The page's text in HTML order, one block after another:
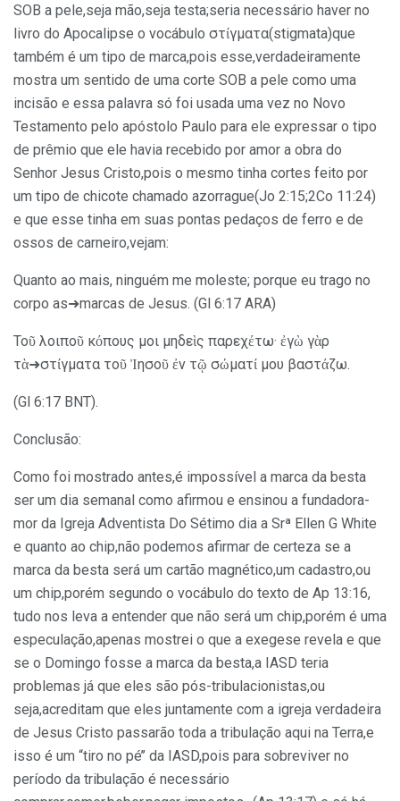
SOB a pele,seja mão,seja testa;seria necessário haver no
livro do Apocalipse o vocábulo στίγματα(stigmata)que
também é um tipo de marca,pois esse,verdadeiramente
mostra um sentido de uma corte SOB a pele como uma
incisão e essa palavra só foi usada uma vez no Novo
Testamento pelo apóstolo Paulo para ele expressar o tipo
de prêmio que ele havia recebido por amor a obra do
Senhor Jesus Cristo,pois o mesmo tinha cortes feito por
um tipo de chicote chamado azorrague(Jo 2:15;2Co 11:24)
e que esse tinha em suas pontas pedaços de ferro e de
ossos de carneiro,vejam:
Quanto ao mais, ninguém me moleste; porque eu trago no
corpo as➜marcas de Jesus. (Gl 6:17 ARA)
Τοῦ λοιποῦ κόπους μοι μηδεὶς παρεχέτω· ἐγὼ γὰρ
τὰ➜στίγματα τοῦ Ἰησοῦ ἐν τῷ σώματί μου βαστάζω.
(Gl 6:17 BNT).
Conclusão:
Como foi mostrado antes,é impossível a marca da besta
ser um dia semanal como afirmou e ensinou a fundadora-
mor da Igreja Adventista Do Sétimo dia a Srª Ellen G White
e quanto ao chip,não podemos afirmar de certeza se a
marca da besta será um cartão magnético,um cadastro,ou
um chip,porém segundo o vocábulo do texto de Ap 13:16,
tudo nos leva a entender que não será um chip,porém é uma
especulação,apenas mostrei o que a exegese revela e que
se o Domingo fosse a marca da besta,a IASD teria
problemas já que eles são pós-tribulacionistas,ou
seja,acreditam que eles juntamente com a igreja verdadeira
de Jesus Cristo passarão toda a tribulação aqui na Terra,e
isso é um “tiro no pé’’ da IASD,pois para sobreviver no
período da tribulação é necessário